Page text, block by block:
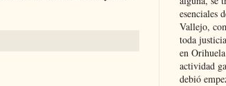
esenciales
Vallejo,
toda
en
actividad
debió